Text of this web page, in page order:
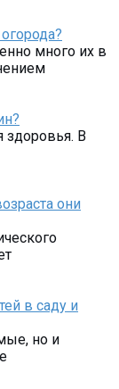
много их в
здоровья. В
они
в саду и
но и